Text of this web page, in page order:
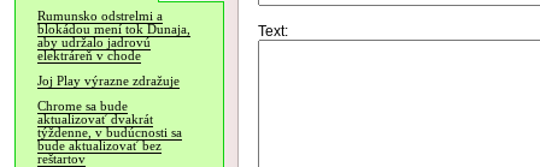
Rumunsko odstrelmi a
blokádou mení tok Dunaja,
aby udržalo jadrovú
elektráreň v chode
Joj Play výrazne zdražuje
Chrome sa bude
aktualizovať dvakrát
týždenne, v budúcnosti sa
bude aktualizovať bez
reštartov
Text: